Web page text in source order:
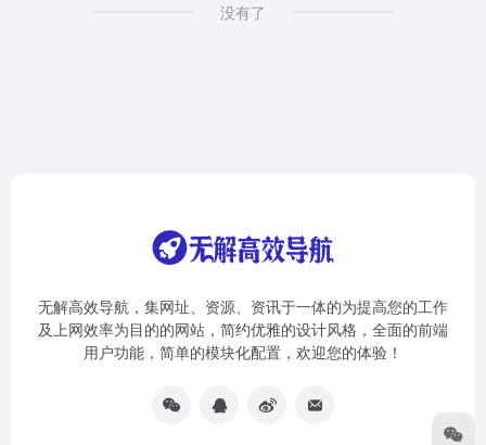
没有了
无解高效导航，集网址、资源、资讯于一体的为提高您的工作
及上网效率为目的的网站，简约优雅的设计风格，全面的前端
用户功能，简单的模块化配置，欢迎您的体验！